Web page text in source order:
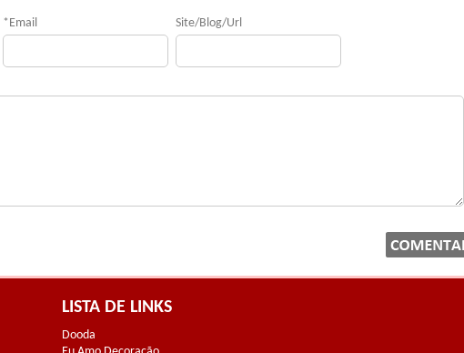
* Email Site/Blog/Url
LISTA DE LINKS
Dooda